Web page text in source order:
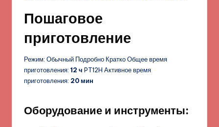
Пошаговое
приготовление
Режим: Обычный Подробно Кратко Общее время
приготовления: 12 ч PT12H Активное время
приготовления: 20 мин
Оборудование и инструменты: